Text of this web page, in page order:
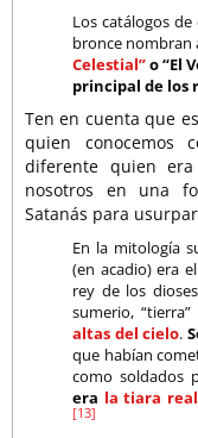
Los catálogos
bronce nombran
Celestial”o “El
principal de los
Ten en cuenta que
quien conocemos
diferente quien
nosotros en una
Satanás para
En la mitología
(en acadio) era
rey de los
sumerio,
altas del cielo.
que habían
como soldados
era la tiara real
[13]